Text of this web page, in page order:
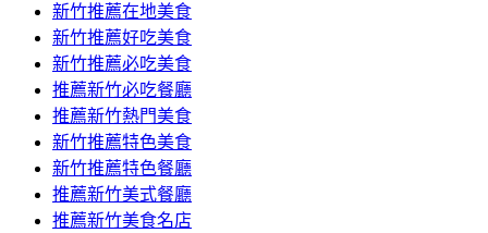
新竹推薦在地美食
新竹推薦好吃美食
新竹推薦必吃美食
推薦新竹必吃餐廳
推薦新竹熱門美食
新竹推薦特色美食
新竹推薦特色餐廳
推薦新竹美式餐廳
推薦新竹美食名店